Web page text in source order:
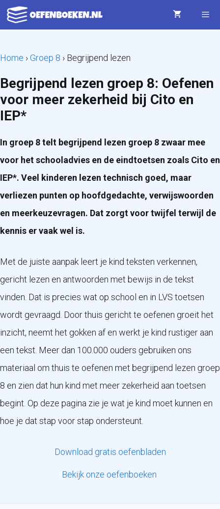
Ga
naar
inhoud
Home ›Groep 8 › Begrijpend lezen
Begrijpend lezen groep 8: Oefenen
voor meer zekerheid bij Cito en
IEP*
In groep 8 telt begrijpend lezen groep 8 zwaar mee
voor het schooladvies en de eindtoetsen zoals Cito en
IEP*. Veel kinderen lezen technisch goed, maar
verliezen punten op hoofdgedachte, verwijswoorden
en meerkeuzevragen. Dat zorgt voor twijfel terwijl de
kennis er vaak wel is.
Met de juiste aanpak leert je kind teksten verkennen,
gericht lezen en antwoorden met bewijs in de tekst
vinden. Dat is precies wat op school en in LVS toetsen
wordt gevraagd. Door thuis gericht te oefenen groeit het
inzicht, neemt het gokken af en werkt je kind rustiger aan
een tekst. Meer dan 100.000 ouders gebruiken ons
materiaal om thuis te oefenen met begrijpend lezen groep
8 en zien dat hun kind met meer zekerheid aan toetsen
begint. Op deze pagina zie je wat je kind moet kunnen en
hoe je dat stap voor stap ondersteunt.
Download gratis oefenbladen
Bekijk onze oefenboeken